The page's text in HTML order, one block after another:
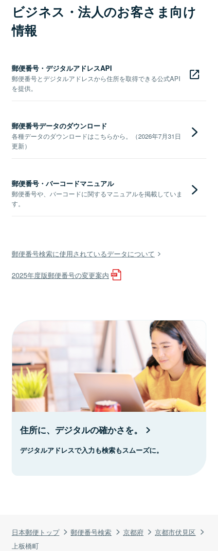
日本郵便トップ 郵便番号検索 京都府
京都市伏見区
上板橋町
ビジネス・法人のお客さま向け
情報
郵便番号・デジタルアドレスAPI
郵便番号とデジタルアドレスから住所を取得できる公式API
を提供。
郵便番号データのダウンロード
各種データのダウンロードはこちらから。（2026年7月31日
更新）
郵便番号・バーコードマニュアル
郵便番号や、バーコードに関するマニュアルを掲載していま
す。
郵便番号検索に使用されているデータについて
2025年度版郵便番号の変更案内
住所に、デジタルの確かさを。
デジタルアドレスで入力も検索もスムーズに。